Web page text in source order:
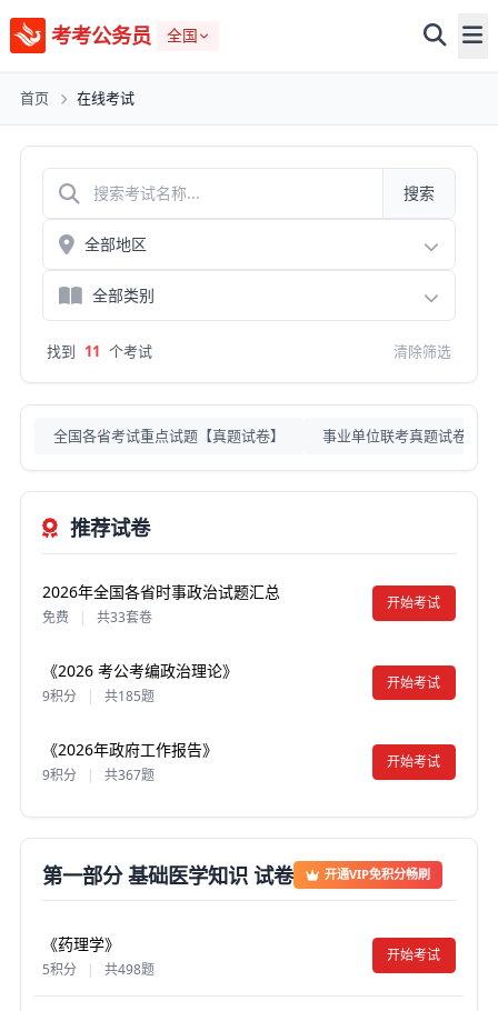
考考公务员 全国
首页 在线考试
搜索
找到 11 个考试 清除筛选
全国各省考试重点试题【真题试卷】 事业单位联考真题试卷
推荐试卷
2026年全国各省时事政治试题汇总
免费 | 共33套卷
开始考试
《2026 考公考编政治理论》
9积分 | 共185题
开始考试
《2026年政府工作报告》
9积分 共367题
开始考试
第一部分 基础医学知识 试卷 开通VIP免积分畅刷
《药理学》
5积分 | 共498题
开始考试